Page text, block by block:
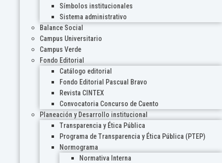
Símbolos institucionales
Sistema administrativo
Balance Social
Campus Universitario
Campus Verde
Fondo Editorial
Catálogo editorial
Fondo Editorial Pascual Bravo
Revista CINTEX
Convocatoria Concurso de Cuento
Planeación y Desarrollo institucional
Transparencia y Ética Pública
Programa de Transparencia y Ética Pública (PTEP)
Normograma
Normativa Interna